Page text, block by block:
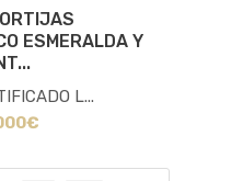
ESMERALDA Y
L...